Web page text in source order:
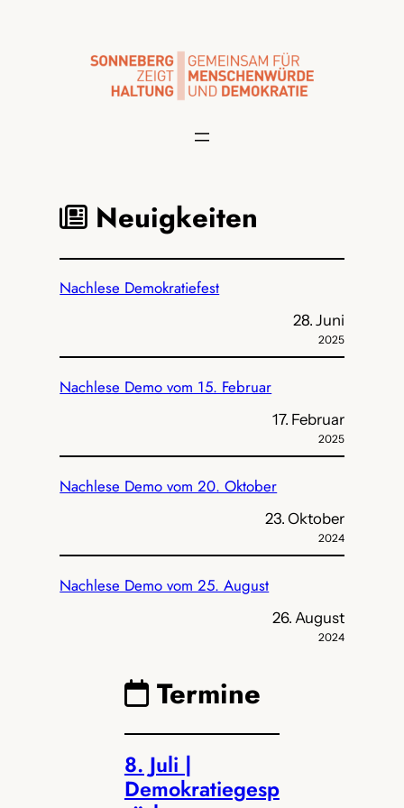
Neuigkeiten
Nachlese Demokratiefest
28. Juni
2025
Nachlese Demo vom 15. Februar
17. Februar
2025
Nachlese Demo vom 20. Oktober
23. Oktober
2024
Nachlese Demo vom 25. August
26. August
2024
Termine
8. Juli |
Demokratiegesp